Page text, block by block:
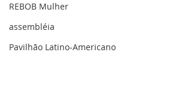
REBOB Mulher
assembléia
Pavilhão Latino-Americano